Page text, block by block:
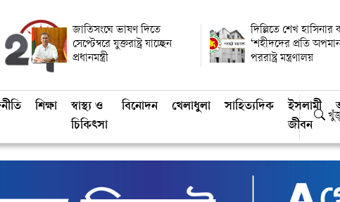
জাতিসংঘে ভাষণ দিতে
সেপ্টেম্বরে যুক্তরাষ্ট্র যাচ্ছেন
প্রধানমন্ত্রী
দিল্লিতে শেখ হাসিনার
‘শহীদদের প্রতি
পররাষ্ট্র মন্ত্রণালয়
শিক্ষা
স্বাস্থ্য ও
চিকিৎসা
বিনোদন খেলাধুলা সাহিত্যদিক
ইসলামী
জীবন